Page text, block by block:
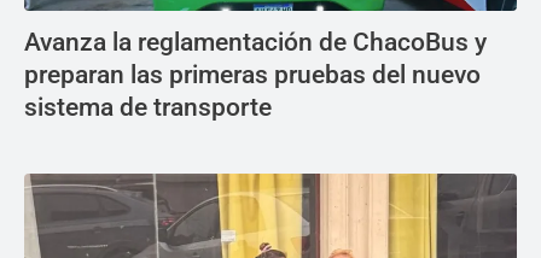
Avanza la reglamentación de ChacoBus y
preparan las primeras pruebas del nuevo
sistema de transporte